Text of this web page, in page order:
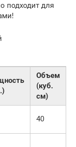
подходит для
Объем
(куб.
см)
40